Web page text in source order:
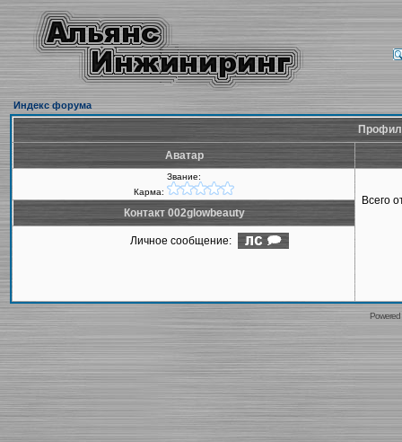
Индекс форума
Аватар
Звание:
Карма:
Всего
Контакт 002glowbeauty
Личное сообщение: